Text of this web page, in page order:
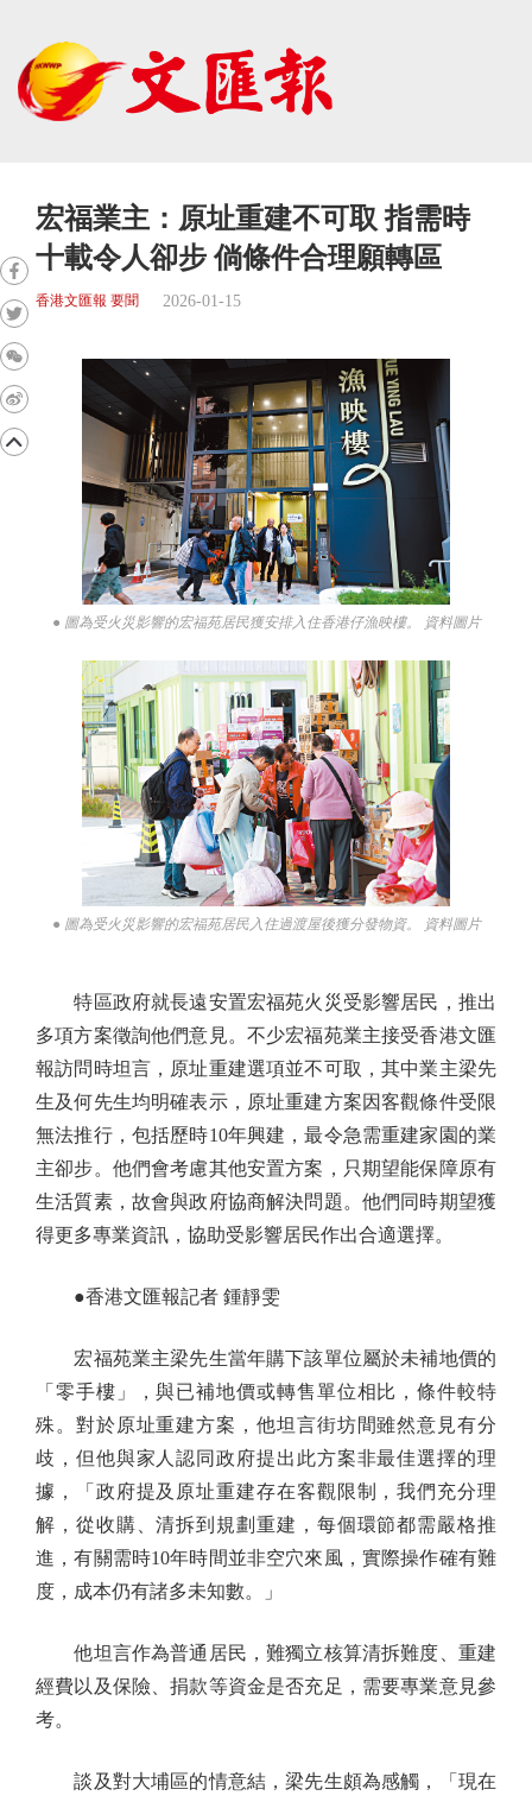
宏福業主：原址重建不可取 指需時
十載令人卻步 倘條件合理願轉區
香港文匯報 要聞 2026-01-15
● 圖為受火災影響的宏福苑居民獲安排入住香港仔漁映樓。 資料圖片
● 圖為受火災影響的宏福苑居民入住過渡屋後獲分發物資。 資料圖片
特區政府就長遠安置宏福苑火災受影響居民，推出
多項方案徵詢他們意見。不少宏福苑業主接受香港文匯
報訪問時坦言，原址重建選項並不可取，其中業主梁先
生及何先生均明確表示，原址重建方案因客觀條件受限
無法推行，包括歷時10年興建，最令急需重建家園的業
主卻步。他們會考慮其他安置方案，只期望能保障原有
生活質素，故會與政府協商解決問題。他們同時期望獲
得更多專業資訊，協助受影響居民作出合適選擇。
●香港文匯報記者 鍾靜雯
宏福苑業主梁先生當年購下該單位屬於未補地價的
「零手樓」，與已補地價或轉售單位相比，條件較特
殊。對於原址重建方案，他坦言街坊間雖然意見有分
歧，但他與家人認同政府提出此方案非最佳選擇的理
據，「政府提及原址重建存在客觀限制，我們充分理
解，從收購、清拆到規劃重建，每個環節都需嚴格推
進，有關需時10年時間並非空穴來風，實際操作確有難
度，成本仍有諸多未知數。」
他坦言作為普通居民，難獨立核算清拆難度、重建
經費以及保險、捐款等資金是否充足，需要專業意見參
考。
談及對大埔區的情意結，梁先生頗為感觸，「現在